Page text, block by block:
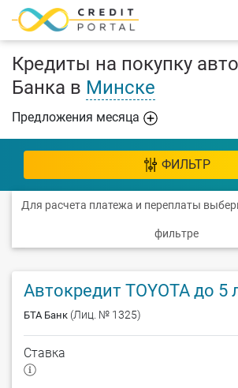
Кредиты на покупку
Банка в Минске
Предложения месяца
ФИЛЬТР
Для расчета платежа и переплаты
фильтре
Автокредит TOYOTA до 5
БТА Банк (Лиц. № 1325)
Ставка